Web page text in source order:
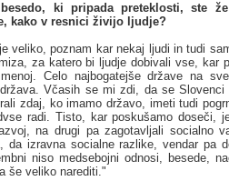
ki pripada preteklosti, ste
kako v resnici živijo ljudje?
veliko, poznam kar nekaj ljudi in tudi
za katero bi ljudje dobivali vse, kar
Celo najbogatejše države na
Včasih se mi zdi, da se Slovenci
zdaj, ko imamo državo, imeti tudi
radi. Tisto, kar poskušamo doseči,
na drugi pa zagotavljali socialno
da izravna socialne razlike, vendar pa
niso medsebojni odnosi, besede,
še veliko narediti."